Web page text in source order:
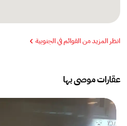
انظر المزيد من القوائم في الجنوبية
عقارات موصى بها